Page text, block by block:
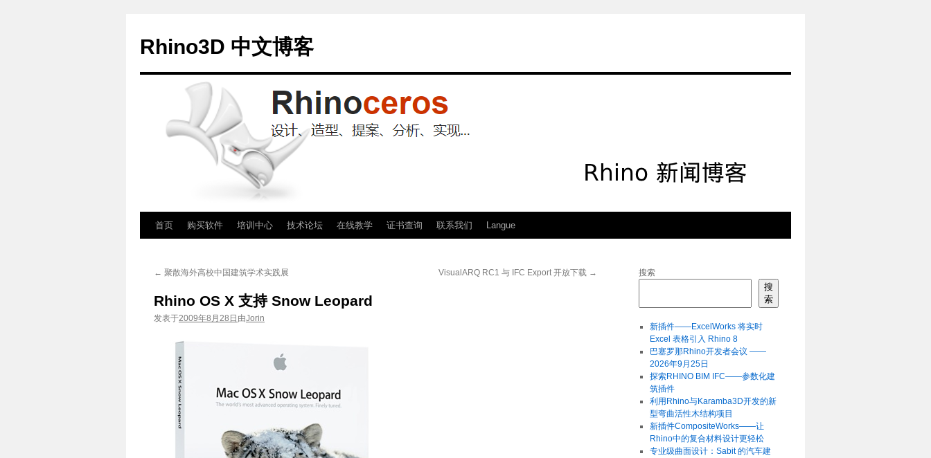
Rhino3D 中文博客
首页 购买软件 培训中心 技术论坛 在线教学 证书查询 联系我们 Langue
← 聚散海外高校中国建筑学术实践展 VisualARQ RC1 与 IFC Export 开放下载 →
Rhino OS X 支持 Snow Leopard
发表于2009年8月28日 由Jorin
搜索
搜
索
新插件——ExcelWorks 将实时
Excel 表格引入 Rhino 8
巴塞罗那Rhino开发者会议 ——
2026年9月25日
探索RHINO BIM IFC——参数化建
筑插件
利用Rhino与Karamba3D开发的新
型弯曲活性木结构项目
新插件CompositeWorks——让
Rhino中的复合材料设计更轻松
专业级曲面设计：Sabit 的汽车建